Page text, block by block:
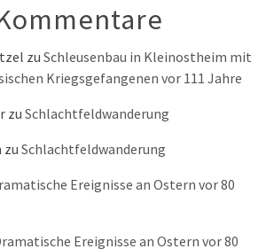
zu Schleusenbau in Kleinostheim mit
Kriegsgefangenen vor 111 Jahre
zu Schlachtfeldwanderung
zu Schlachtfeldwanderung
Ereignisse an Ostern vor 80
Ereignisse an Ostern vor 80